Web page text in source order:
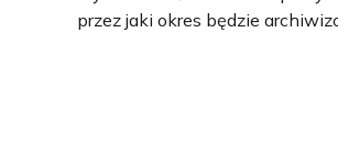
przez jaki okres będzie